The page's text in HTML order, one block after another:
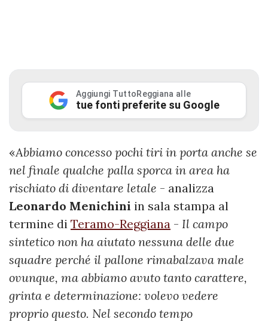
Aggiungi TuttoReggiana alle
tue fonti preferite su Google
«Abbiamo concesso pochi tiri in porta anche se
nel finale qualche palla sporca in area ha
rischiato di diventare letale - analizza
Leonardo Menichini in sala stampa al
termine di Teramo-Reggiana - Il campo
sintetico non ha aiutato nessuna delle due
squadre perché il pallone rimabalzava male
ovunque, ma abbiamo avuto tanto carattere,
grinta e determinazione: volevo vedere
proprio questo. Nel secondo tempo